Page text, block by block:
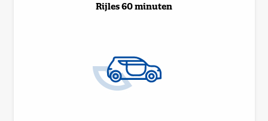
Rijles 60 minuten